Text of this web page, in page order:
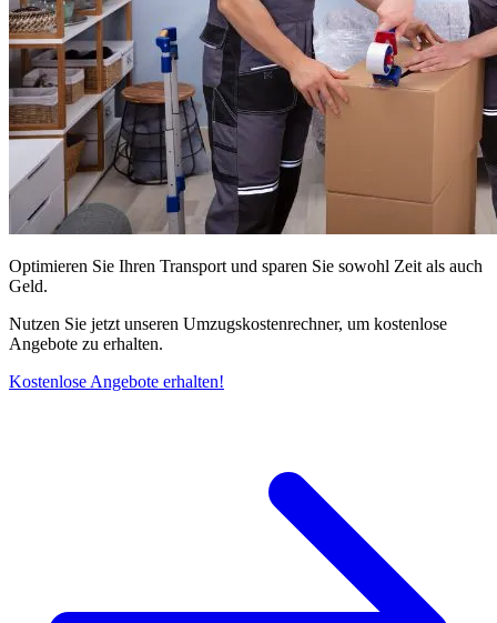
Optimieren Sie Ihren Transport und sparen Sie sowohl Zeit als auch
Geld.
Nutzen Sie jetzt unseren Umzugskostenrechner, um kostenlose
Angebote zu erhalten.
Kostenlose Angebote erhalten!